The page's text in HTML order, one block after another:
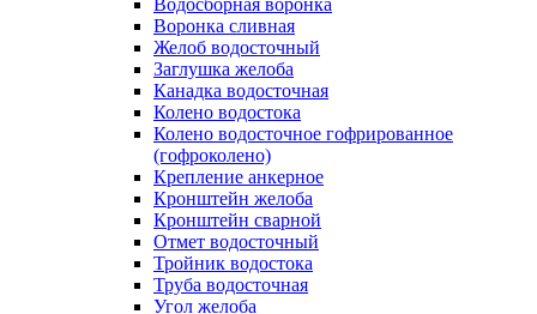
Водосборная воронка
Воронка сливная
Желоб водосточный
Заглушка желоба
Канадка водосточная
Колено водостока
Колено водосточное гофрированное
(гофроколено)
Крепление анкерное
Кронштейн желоба
Кронштейн сварной
Отмет водосточный
Тройник водостока
Труба водосточная
Угол желоба